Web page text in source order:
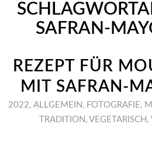
SAFRAN-
REZEPT FÜR
MIT SAFRAN-
2022, ALLGEMEIN , FOTOGRAFIE,
TRADITION , VEGETARISCH ,